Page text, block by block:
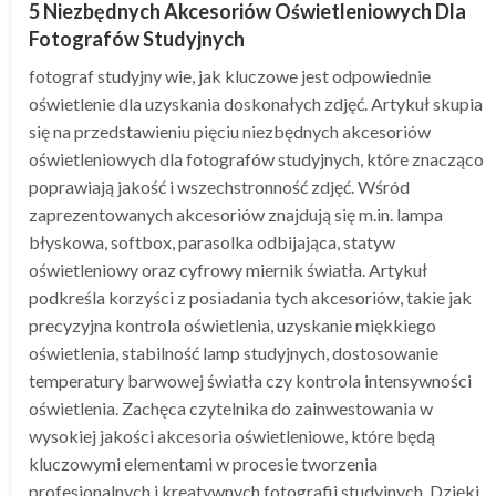
5 Niezbędnych Akcesoriów Oświetleniowych Dla
Fotografów Studyjnych
fotograf studyjny wie, jak kluczowe jest odpowiednie
oświetlenie dla uzyskania doskonałych zdjęć. Artykuł skupia
się na przedstawieniu pięciu niezbędnych akcesoriów
oświetleniowych dla fotografów studyjnych, które znacząco
poprawiają jakość i wszechstronność zdjęć. Wśród
zaprezentowanych akcesoriów znajdują się m.in. lampa
błyskowa, softbox, parasolka odbijająca, statyw
oświetleniowy oraz cyfrowy miernik światła. Artykuł
podkreśla korzyści z posiadania tych akcesoriów, takie jak
precyzyjna kontrola oświetlenia, uzyskanie miękkiego
oświetlenia, stabilność lamp studyjnych, dostosowanie
temperatury barwowej światła czy kontrola intensywności
oświetlenia. Zachęca czytelnika do zainwestowania w
wysokiej jakości akcesoria oświetleniowe, które będą
kluczowymi elementami w procesie tworzenia
profesjonalnych i kreatywnych fotografii studyjnych. Dzięki